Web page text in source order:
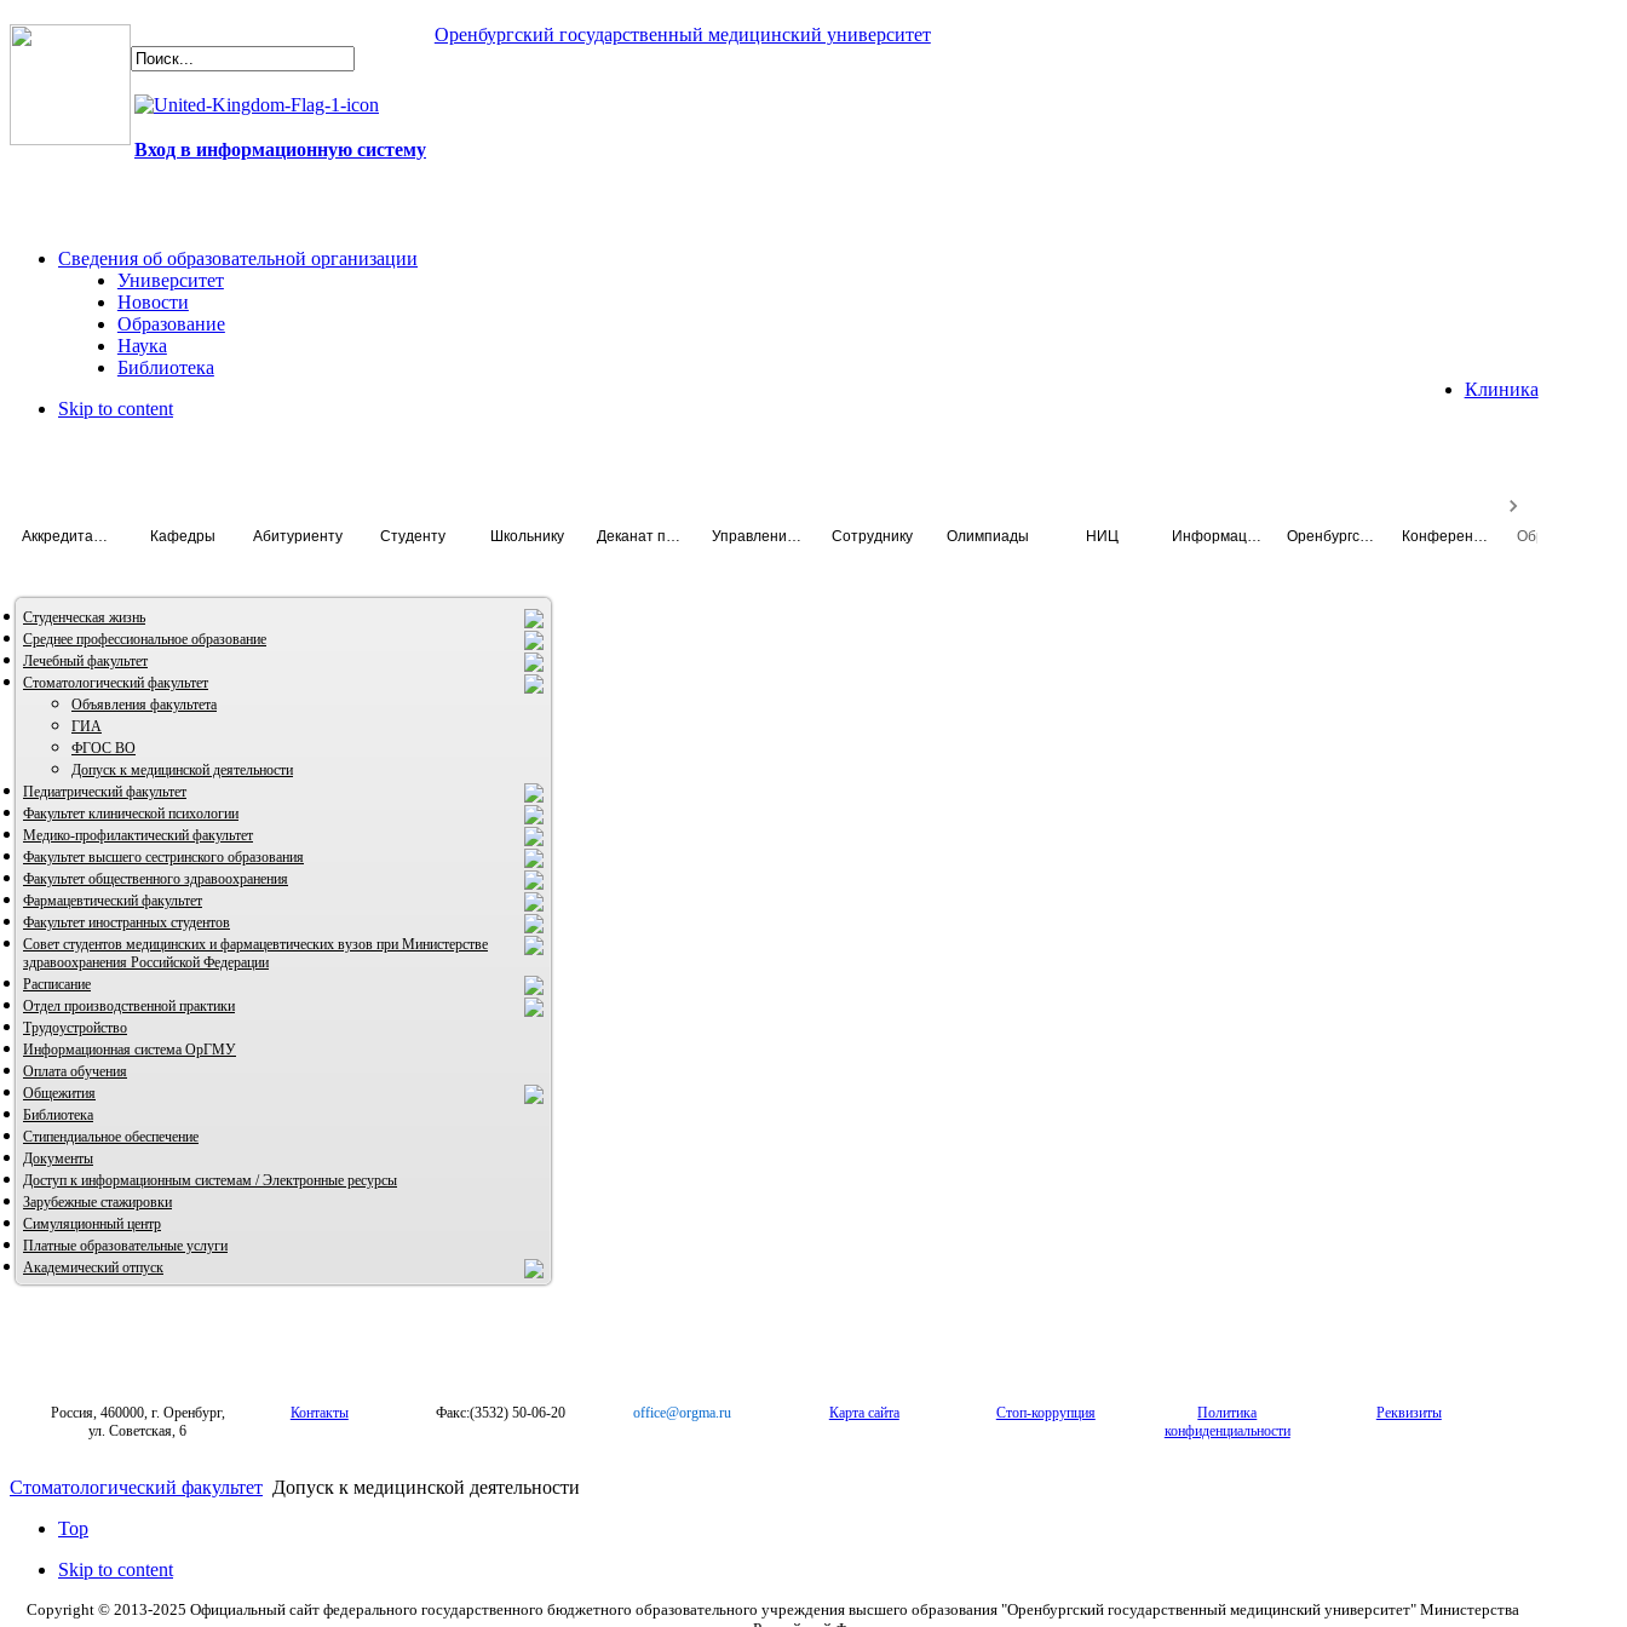
Оренбургский государственный медицинский университет
Вход в информационную систему
Сведения об образовательной организации
Университет
Новости
Образование
Наука
Библиотека
Клиника
Skip to content
Кафедры Абитуриенту Студенту Школьнику Сотруднику Олимпиады НИЦ
Студенческая жизнь
ВИА "Полигон"
Среднее профессиональное образование
Лечебный факультет
Стоматологический факультет
Объявления факультета
ГИА
ФГОС ВО
Допуск к медицинской деятельности
Педиатрический факультет
Факультет клинической психологии
Медико-профилактический факультет
Факультет высшего сестринского образования
Факультет общественного здравоохранения
Фармацевтический факультет
Факультет иностранных студентов
Совет студентов медицинских и фармацевтических вузов при Министерстве
здравоохранения Российской Федерации
Расписание
Отдел производственной практики
Трудоустройство
Информационная система ОрГМУ
Оплата обучения
Общежития
Библиотека
Стипендиальное обеспечение
Документы
Доступ к информационным системам / Электронные ресурсы
Зарубежные стажировки
Симуляционный центр
Платные образовательные услуги
Академический отпуск
Россия, 460000, г. Оренбург,
ул. Советская, 6
Контакты Факс:(3532) 50-06-20 office@orgma.ru Карта сайта Стоп-коррупция
Политика
конфиденциальности
Реквизиты
Стоматологический факультет Допуск к медицинской деятельности
Top
Skip to content
Copyright © 2013-2025 Официальный сайт федерального государственного бюджетного образовательного учреждения высшего образования "Оренбургский государственный медицинский университет" Министерства